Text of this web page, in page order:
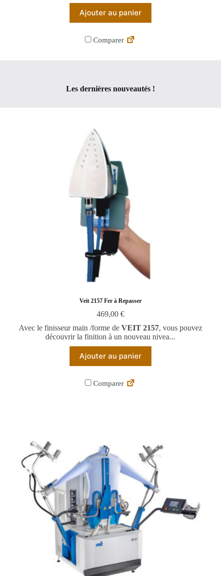
Ajouter au panier
Comparer
Les dernières nouveautés !
Veit 2157 Fer à Repasser
469,00 €
Avec le finisseur main /forme de VEIT 2157, vous pouvez
découvrir la finition à un nouveau nivea...
Ajouter au panier
Comparer